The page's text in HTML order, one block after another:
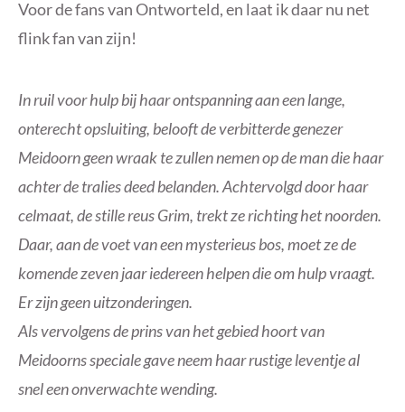
Voor de fans van Ontworteld, en laat ik daar nu net
flink fan van zijn!
In ruil voor hulp bij haar ontspanning aan een lange,
onterecht opsluiting, belooft de verbitterde genezer
Meidoorn geen wraak te zullen nemen op de man die haar
achter de tralies deed belanden. Achtervolgd door haar
celmaat, de stille reus Grim, trekt ze richting het noorden.
Daar, aan de voet van een mysterieus bos, moet ze de
komende zeven jaar iedereen helpen die om hulp vraagt.
Er zijn geen uitzonderingen.
Als vervolgens de prins van het gebied hoort van
Meidoorns speciale gave neem haar rustige leventje al
snel een onverwachte wending.